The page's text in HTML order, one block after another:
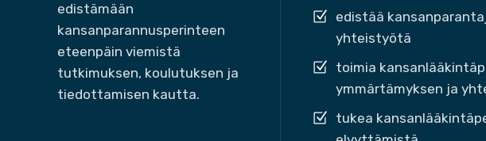
edistämään
kansanparannusperinteen
eteenpäin viemistä
tutkimuksen, koulutuksen ja
tiedottamisen kautta.
edistää
yhteistyötä
toimia
ymmärtämyksen ja
tukea